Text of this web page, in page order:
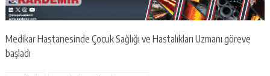
Medikar Hastanesinde Çocuk Sağlığı ve Hastalıkları Uzmanı göreve
başladı